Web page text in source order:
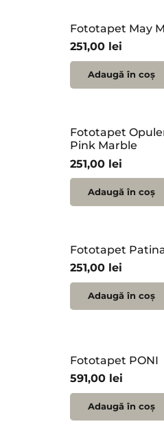
Fototapet May
251,00 lei
Adaugă în coș
Fototapet
Pink Marble
251,00 lei
Adaugă în coș
Fototapet
251,00 lei
Adaugă în coș
Fototapet PONI
591,00 lei
Adaugă în coș